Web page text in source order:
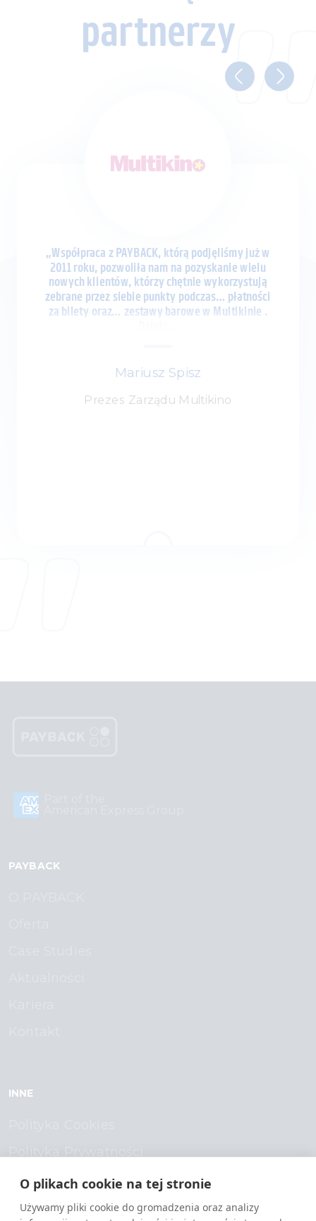
partnerzy
„Współpraca z PAYBACK, którą podjęliśmy już w
2011 roku, pozwoliła nam na pozyskanie wielu
nowych klientów, którzy chętnie wykorzystują
zebrane przez siebie punkty podczas… płatności
za bilety oraz… zestawy barowe w Multikinie .
Mariusz Spisz
Prezes Zarządu Multikino
PAYBACK
INNE
SOCIAL MEDIA
O plikach cookie na tej stronie
Używamy pliki cookie do gromadzenia oraz analizy